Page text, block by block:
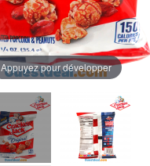
Appuyez pour développer